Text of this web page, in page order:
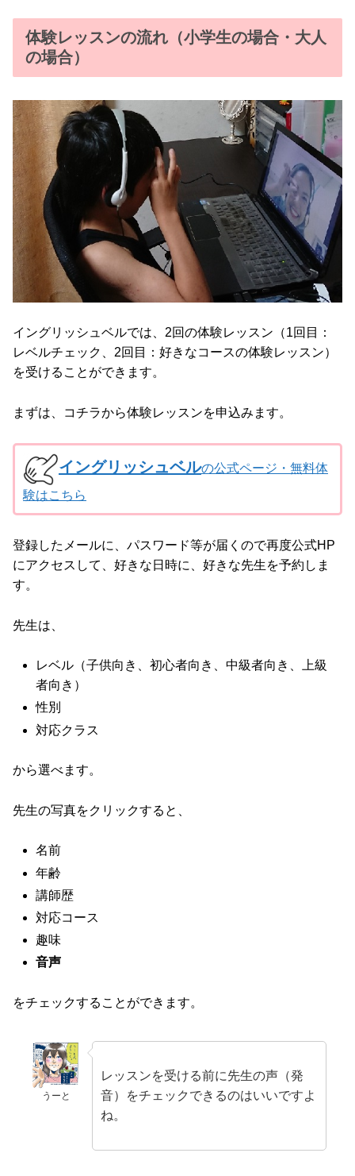
体験レッスンの流れ（小学生の場合・大人
の場合）
イングリッシュベルでは、2回の体験レッスン（1回目：
レベルチェック、2回目：好きなコースの体験レッスン）
を受けることができます。
まずは、コチラから体験レッスンを申込みます。
イングリッシュベルの公式ページ・無料体
験はこちら
登録したメールに、パスワード等が届くので再度公式HP
にアクセスして、好きな日時に、好きな先生を予約しま
す。
先生は、
レベル（子供向き、初心者向き、中級者向き、上級
者向き）
性別
対応クラス
から選べます。
先生の写真をクリックすると、
名前
年齢
講師歴
対応コース
趣味
音声
をチェックすることができます。
うーと
レッスンを受ける前に先生の声（発
音）をチェックできるのはいいですよ
ね。